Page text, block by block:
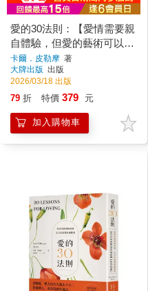
愛的30法則：【愛情需要親
自體驗，但愛的藝術可以傳
承】從尋找愛到經營愛，全
方位浪漫相處指南
卡爾．皮勒摩 著
大牌出版 出版
2026/03/18 出版
79 折 特價 379 元
加入購物車